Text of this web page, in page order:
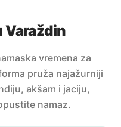
Varaždin
vremena za
pruža najažurniji
akšam i jaciju,
namaz.